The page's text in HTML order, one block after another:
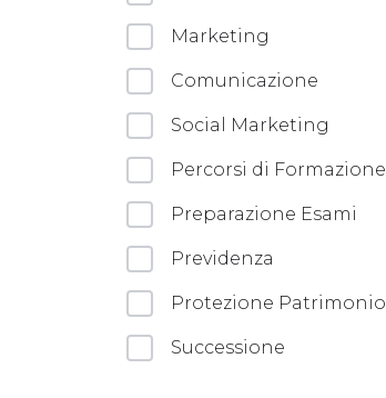
Marketing
Comunicazione
Social Marketing
Percorsi di Formazione
Preparazione Esami
Previdenza
Protezione Patrimonio
Successione